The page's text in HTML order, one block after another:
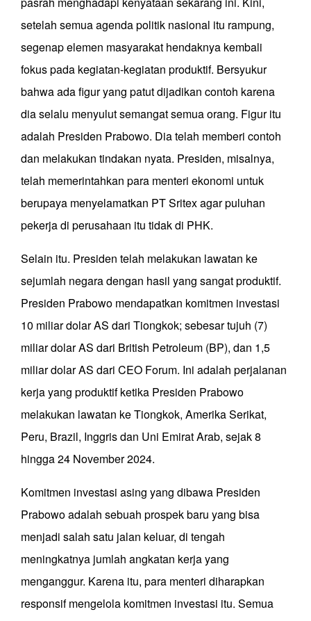
setelah semua agenda politik nasional itu rampung,
segenap elemen masyarakat hendaknya kembali
fokus pada kegiatan-kegiatan produktif. Bersyukur
bahwa ada figur yang patut dijadikan contoh karena
dia selalu menyulut semangat semua orang. Figur itu
adalah Presiden Prabowo. Dia telah memberi contoh
dan melakukan tindakan nyata. Presiden, misalnya,
telah memerintahkan para menteri ekonomi untuk
berupaya menyelamatkan PT Sritex agar puluhan
pekerja di perusahaan itu tidak di PHK.
Selain itu. Presiden telah melakukan lawatan ke
sejumlah negara dengan hasil yang sangat produktif.
Presiden Prabowo mendapatkan komitmen investasi
10 miliar dolar AS dari Tiongkok; sebesar tujuh (7)
miliar dolar AS dari British Petroleum (BP), dan 1,5
miliar dolar AS dari CEO Forum. Ini adalah perjalanan
kerja yang produktif ketika Presiden Prabowo
melakukan lawatan ke Tiongkok, Amerika Serikat,
Peru, Brazil, Inggris dan Uni Emirat Arab, sejak 8
hingga 24 November 2024.
Komitmen investasi asing yang dibawa Presiden
Prabowo adalah sebuah prospek baru yang bisa
menjadi salah satu jalan keluar, di tengah
meningkatnya jumlah angkatan kerja yang
menganggur. Karena itu, para menteri diharapkan
responsif mengelola komitmen investasi itu. Semua